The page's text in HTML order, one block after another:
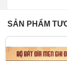
SẢN PHẨM